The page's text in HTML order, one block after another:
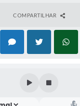
COMPARTILHAR